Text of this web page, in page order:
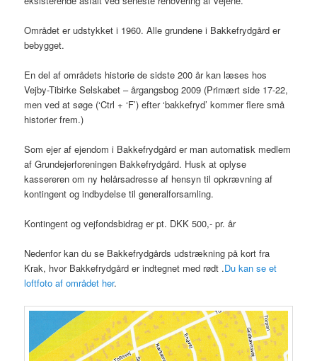
Området er udstykket i 1960. Alle grundene i Bakkefrydgård er
bebygget.
En del af områdets historie de sidste 200 år kan læses hos
Vejby-Tibirke Selskabet – årgangsbog 2009 (Primært side 17-22,
men ved at søge (‘Ctrl + ‘F’) efter ‘bakkefryd’ kommer flere små
historier frem.)
Som ejer af ejendom i Bakkefrydgård er man automatisk medlem
af Grundejerforeningen Bakkefrydgård. Husk at oplyse
kassereren om ny helårsadresse af hensyn til opkrævning af
kontingent og indbydelse til generalforsamling.
Kontingent og vejfondsbidrag er pt. DKK 500,- pr. år
Nedenfor kan du se Bakkefrydgårds udstrækning på kort fra
Krak, hvor Bakkefrydgård er indtegnet med rødt .Du kan se et
loftfoto af området her.